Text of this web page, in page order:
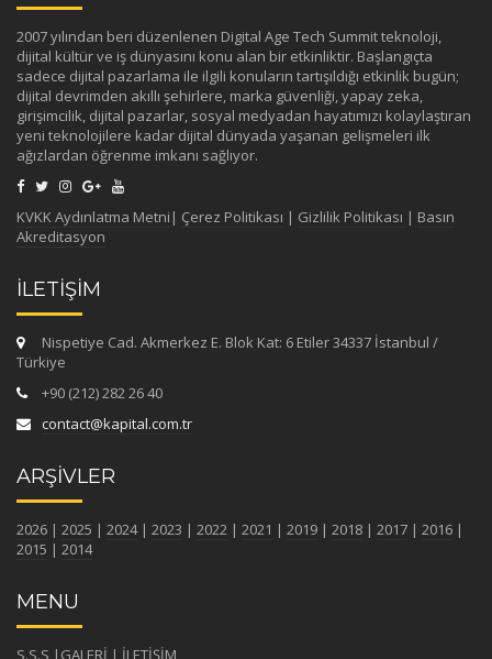
2007 yılından beri düzenlenen Digital Age Tech Summit teknoloji,
dijital kültür ve iş dünyasını konu alan bir etkinliktir. Başlangıçta
sadece dijital pazarlama ile ilgili konuların tartışıldığı etkinlik bugün;
dijital devrimden akıllı şehirlere, marka güvenliği, yapay zeka,
girişimcilik, dijital pazarlar, sosyal medyadan hayatımızı kolaylaştıran
yeni teknolojilere kadar dijital dünyada yaşanan gelişmeleri ilk
ağızlardan öğrenme imkanı sağlıyor.
KVKK Aydınlatma Metni | Çerez Politikası | Gizlilik Politikası | Basın
Akreditasyon
İLETİŞİM
Nispetiye Cad. Akmerkez E. Blok Kat: 6 Etiler 34337 İstanbul /
Türkiye
+90 (212) 282 26 40
contact@kapital.com.tr
ARŞİVLER
2026 | 2025 | 2024| 2023 | 2022 | 2021 | 2019 | 2018 | 2017 | 2016 |
2015 | 2014
MENU
S.S.S | GALERİ | İLETİŞİM